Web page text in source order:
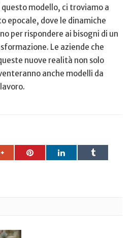
modello, ci troviamo a
epocale, dove le dinamiche
per rispondere ai bisogni di un
Le aziende che⁣
nuove realità non solo
anche modelli da
Google+Pinterest LinkedIn Tumblr